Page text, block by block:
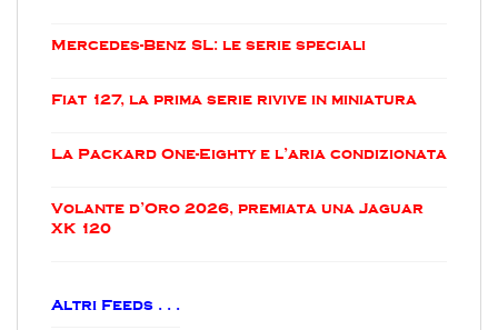
Mercedes-Benz SL: le serie speciali
Fiat 127, la prima serie rivive in miniatura
La Packard One-Eighty e l’aria condizionata
Volante d’Oro 2026, premiata una Jaguar
XK 120
Altri Feeds . . .